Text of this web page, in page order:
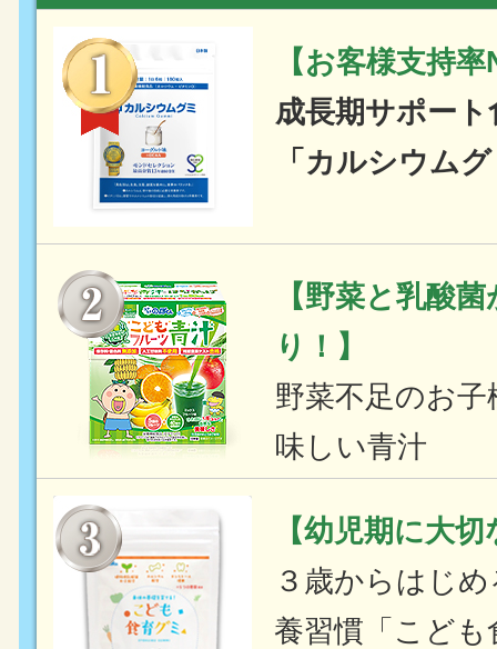
【お客様支持
成長期サポート
「カルシウム
【野菜と乳酸
り！】
野菜不足のお
味しい青汁
【幼児期に大
３歳からはじ
養習慣「こども